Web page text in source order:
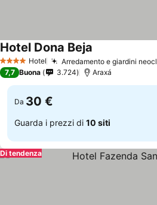
4 Stelle Hotel Arredamento e giardini
Hotel Dona Beja
7,7 Buona 3.724 Araxá
Da 30 €
Guarda i prezzi di 10 siti
Di tendenza